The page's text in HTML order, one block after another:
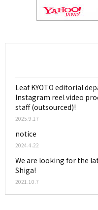
Leaf KYOTO editorial
Instagram reel video
staff (outsourced)!
2025.9.17
notice
2024.4.22
We are looking for the
Shiga!
2021.10.7